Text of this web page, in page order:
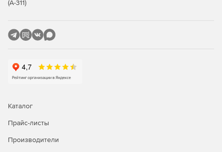
(А-311)
Каталог
Прайс-листы
Производители